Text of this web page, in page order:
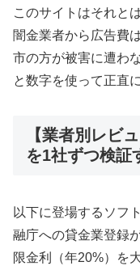
このサイトはそれと
闇金業者から広告費
市の方が被害に遭わ
と数字を使って正直
【業者別レビ
を1社ずつ検証
以下に登場するソフ
融庁への貸金業登録
限金利（年20%）を